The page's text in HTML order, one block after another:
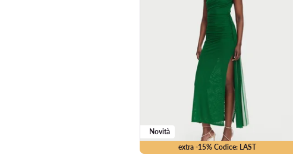
extra -15% Codice: LAST
Novità